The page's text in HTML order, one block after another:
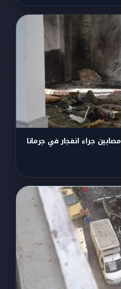
الصحة السورية: 3 قتلى و7 مصابين جراء انفجار في جرمانا